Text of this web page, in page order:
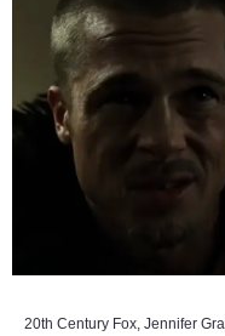
20th Century Fox, Jennifer